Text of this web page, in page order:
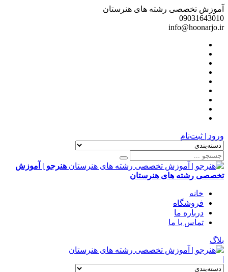
آموزش تخصصی رشته های هنرستان
09031643010
info@hoonarjo.ir
ورود | ثبت‌نام
هنرجو | آموزش
تخصصی رشته های هنرستان
خانه
فروشگاه
درباره ما
تماس با ما
بلاگ
|